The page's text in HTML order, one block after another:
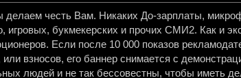
честь Вам. Никаких До-зарплаты,
игровых, букмекерских и прочих СМИ2. Как и
Если после 10 000 показов
или взносов, его баннер снимается с
людей и не так бессовестны, чтобы иметь